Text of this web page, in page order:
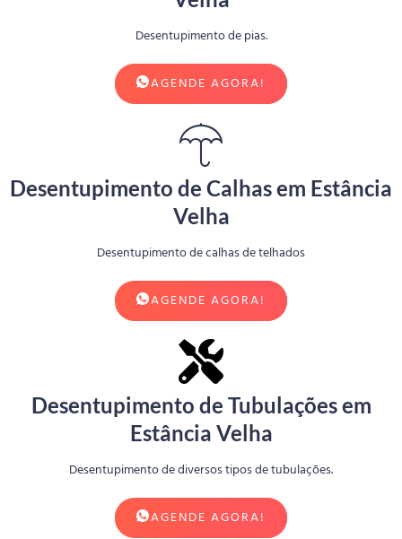
Desentupimento de pias.
AGENDE AGORA!
Desentupimento de Calhas em Estância
Velha
Desentupimento de calhas de telhados
AGENDE AGORA!
Desentupimento de Tubulações em
Estância Velha
Desentupimento de diversos tipos de tubulações.
AGENDE AGORA!